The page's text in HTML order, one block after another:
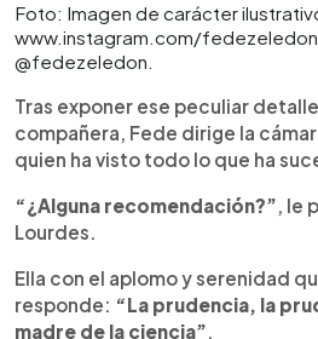
Foto: Imagen de carácter
www.instagram.com/
@fedezeledon.
Tras exponer ese peculiar
compañera, Fede dirige la
quien ha visto todo lo que ha
“¿Alguna recomendación?”, le
Lourdes.
Ella con el aplomo y serenidad
responde: “La prudencia, la
madre de la ciencia”.